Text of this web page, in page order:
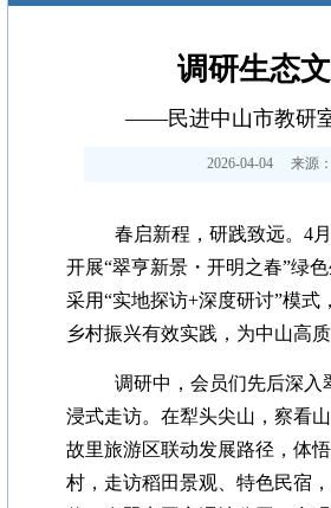
调研生态
——民进中山市教研
2026-04-04 来源：
春启新程，研践致远。4
开展“翠亨新景・开明之春”绿
采用“实地探访+深度研讨”模
乡村振兴有效实践，为中山高
调研中，会员们先后深入
浸式走访。在犁头尖山，察看
故里旅游区联动发展路径，体
村，走访稻田景观、特色民宿